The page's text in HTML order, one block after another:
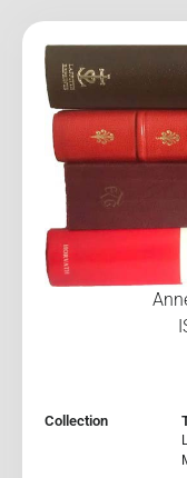
Collection